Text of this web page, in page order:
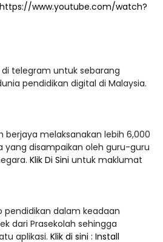
https://www.youtube.com/watch?
telegram untuk sebarang
pendidikan digital di Malaysia.
berjaya melaksanakan lebih 6,000
yang disampaikan oleh guru-guru
Klik Di Sini untuk maklumat
pendidikan dalam keadaan
dari Prasekolah sehingga
aplikasi. Klik di sini : Install